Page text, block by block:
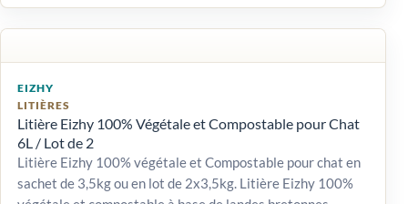
EIZHY
LITIÈRES
Litière Eizhy 100% Végétale et Compostable pour Chat
6L / Lot de 2
Litière Eizhy 100% végétale et Compostable pour chat en
sachet de 3,5kg ou en lot de 2x3,5kg. Litière Eizhy 100%